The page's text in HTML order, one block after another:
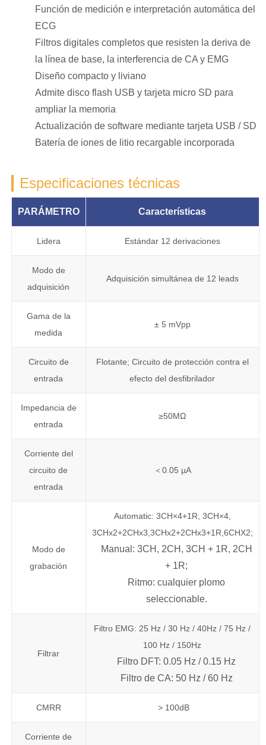
Función de medición e interpretación automática del
ECG
Filtros digitales completos que resisten la deriva de
la línea de base, la interferencia de CA y EMG
Diseño compacto y liviano
Admite disco flash USB y tarjeta micro SD para
ampliar la memoria
Actualización de software mediante tarjeta USB / SD
Batería de iones de litio recargable incorporada
Especificaciones técnicas
PARÁMETRO Características
Lidera Estándar 12 derivaciones
Modo de
adquisición
Adquisición simultánea de 12 leads
Gama de la
medida
± 5 mVpp
Circuito de
entrada
Flotante; Circuito de protección contra el
efecto del desfibrilador
Impedancia de
entrada
≥50MΩ
Corriente del
circuito de
entrada
＜0.05 µA
Modo de
grabación
Automatic: 3CH×4+1R, 3CH×4,
3CHx2+2CHx3,3CHx2+2CHx3+1R,6CHX2;
Manual: 3CH, 2CH, 3CH + 1R, 2CH
+ 1R;
Ritmo: cualquier plomo
seleccionable.
Filtrar
Filtro EMG: 25 Hz / 30 Hz / 40Hz / 75 Hz /
100 Hz / 150Hz
Filtro DFT: 0.05 Hz / 0.15 Hz
Filtro de CA: 50 Hz / 60 Hz
CMRR > 100dB
Corriente de